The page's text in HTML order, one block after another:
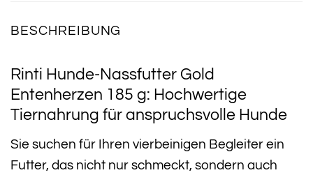
BESCHREIBUNG
Rinti Hunde-Nassfutter Gold
Entenherzen 185 g: Hochwertige
Tiernahrung für anspruchsvolle Hunde
Sie suchen für Ihren vierbeinigen Begleiter ein
Futter, das nicht nur schmeckt, sondern auch